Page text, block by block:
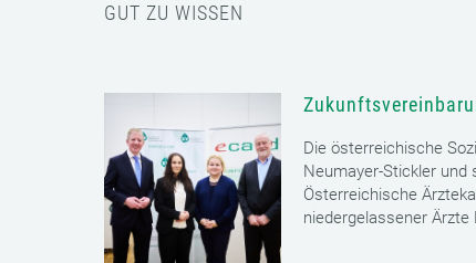
GUT ZU WISSEN
Die österreichische
Neumayer-Stickler und
Österreichische
niedergelassener